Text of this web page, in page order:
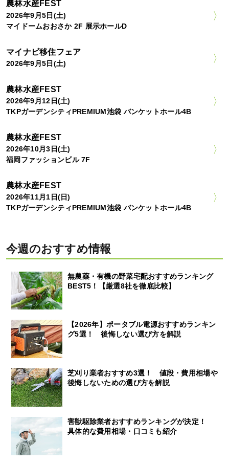
農林水産FEST
2026年9月5日(土)
マイドームおおさか 2F 展示ホールD
マイナビ移住フェア
2026年9月5日(土)
農林水産FEST
2026年9月12日(土)
TKPガーデンシティPREMIUM池袋 バンケットホール4B
農林水産FEST
2026年10月3日(土)
福岡ファッションビル 7F
農林水産FEST
2026年11月1日(日)
TKPガーデンシティPREMIUM池袋 バンケットホール4B
今週のおすすめ情報
無農薬・有機の野菜宅配おすすめランキング
BEST5！【厳選8社を徹底比較】
【2026年】ポータブル電源おすすめランキン
グ5選！ 後悔しない選び方を解説
芝刈り業者おすすめ3選！ 値段・費用相場や
後悔しないための選び方を解説
害獣駆除業者おすすめランキングが決定！
具体的な費用相場・口コミも紹介